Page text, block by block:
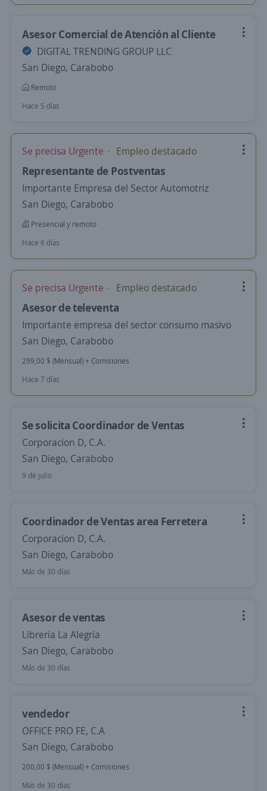
Asesor Comercial de Atención al Cliente
DIGITAL TRENDING GROUP LLC
San Diego, Carabobo
Remoto
Hace 5 días
Se precisa Urgente Empleo destacado
Representante de Postventas
Importante Empresa del Sector Automotriz
San Diego, Carabobo
Presencial y remoto
Hace 6 días
Se precisa Urgente Empleo destacado
Asesor de televenta
Importante empresa del sector consumo masivo
San Diego, Carabobo
299,00 $ (Mensual) + Comisiones
Hace 7 días
Se solicita Coordinador de Ventas
Corporacion D, C.A.
San Diego, Carabobo
9 de julio
Coordinador de Ventas area Ferretera
Corporacion D, C.A.
San Diego, Carabobo
Más de 30 días
Asesor de ventas
Libreria La Alegria
San Diego, Carabobo
Más de 30 días
vendedor
OFFICE PRO FE, C.A
San Diego, Carabobo
200,00 $ (Mensual) + Comisiones
Más de 30 días